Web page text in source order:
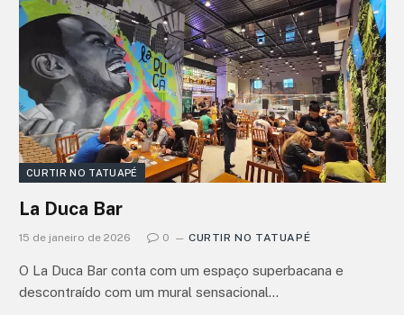
CURTIR NO TATUAPÉ
La Duca Bar
15 de janeiro de 2026 0 CURTIR NO TATUAPÉ
O La Duca Bar conta com um espaço superbacana e
descontraído com um mural sensacional…